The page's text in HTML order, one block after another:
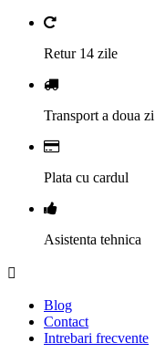
Retur 14 zile
Transport a doua zi
Plata cu cardul
Asistenta tehnica

Blog
Contact
Intrebari frecvente